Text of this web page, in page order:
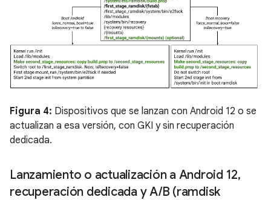
Figura 4: Dispositivos que se lanzan con Android 12 o se
actualizan a esa versión, con GKI y sin recuperación
dedicada.
Lanzamiento o actualización a Android 12,
recuperación dedicada y A/B (ramdisk